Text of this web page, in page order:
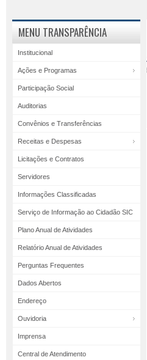
MENU TRANSPARÊNCIA
Institucional
Ações e Programas
Participação Social
Auditorias
Convênios e Transferências
Receitas e Despesas
Licitações e Contratos
Servidores
Informações Classificadas
Serviço de Informação ao Cidadão SIC
Plano Anual de Atividades
Relatório Anual de Atividades
Perguntas Frequentes
Dados Abertos
Endereço
Ouvidoria
Imprensa
Central de Atendimento